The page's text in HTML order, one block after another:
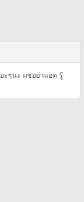
ะๆนะ ผชอย่าแอด รู้